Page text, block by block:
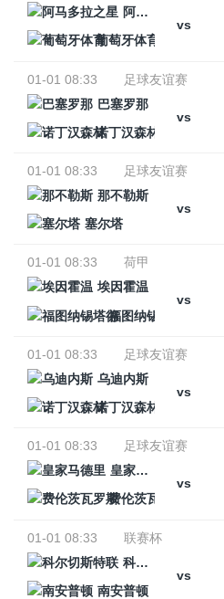
阿马多拉之星
vs
葡萄牙体育
01-01 08:33
足球友谊赛
巴塞罗那
vs
诺丁汉森林
01-01 08:33
足球友谊赛
那不勒斯
vs
塞尔塔
01-01 08:33
荷甲
埃因霍温
vs
福图纳锡塔德
01-01 08:33
足球友谊赛
乌迪内斯
vs
诺丁汉森林
01-01 08:33
足球友谊赛
皇家马德里
vs
费伦茨瓦罗斯
01-01 08:33
联赛杯
科尔切斯特联
vs
南安普顿